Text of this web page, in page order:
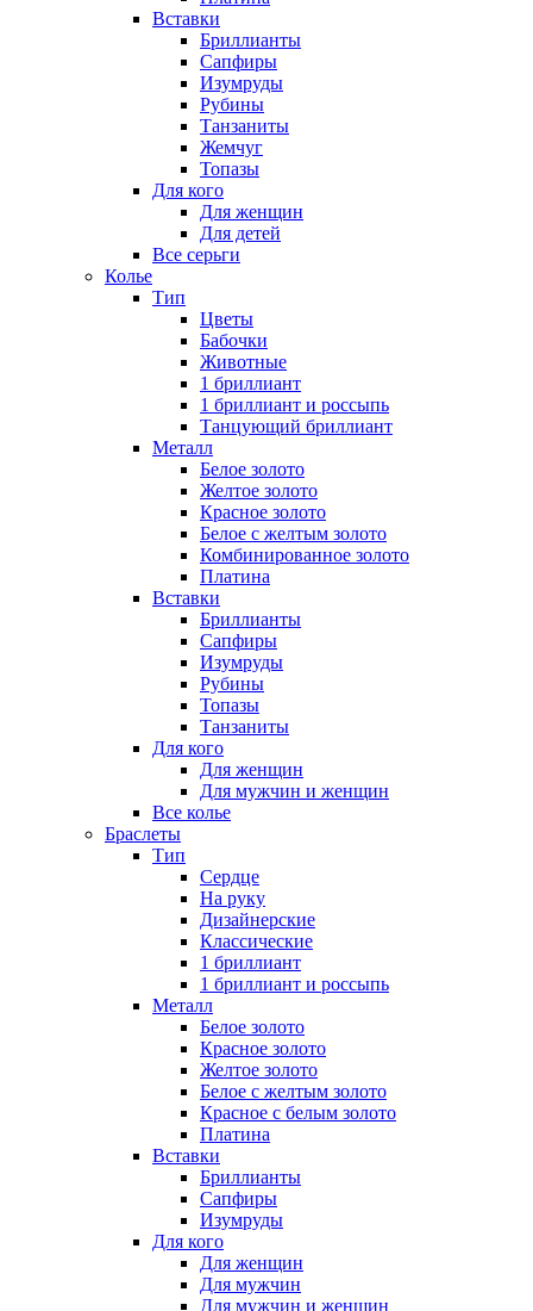
Вставки
Бриллианты
Сапфиры
Изумруды
Рубины
Танзаниты
Жемчуг
Топазы
Для кого
Для женщин
Для детей
Все серьги
Колье
Тип
Цветы
Бабочки
Животные
1 бриллиант
1 бриллиант и россыпь
Танцующий бриллиант
Металл
Белое золото
Желтое золото
Красное золото
Белое с желтым золото
Комбинированное золото
Платина
Вставки
Бриллианты
Сапфиры
Изумруды
Рубины
Топазы
Танзаниты
Для кого
Для женщин
Для мужчин и женщин
Все колье
Браслеты
Тип
Сердце
На руку
Дизайнерские
Классические
1 бриллиант
1 бриллиант и россыпь
Металл
Белое золото
Красное золото
Желтое золото
Белое с желтым золото
Красное с белым золото
Платина
Вставки
Бриллианты
Сапфиры
Изумруды
Для кого
Для женщин
Для мужчин
Для мужчин и женщин